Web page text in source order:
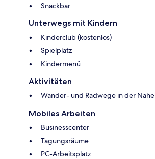
Snackbar
Unterwegs mit Kindern
Kinderclub (kostenlos)
Spielplatz
Kindermenü
Aktivitäten
Wander- und Radwege in der Nähe
Mobiles Arbeiten
Businesscenter
Tagungsräume
PC-Arbeitsplatz